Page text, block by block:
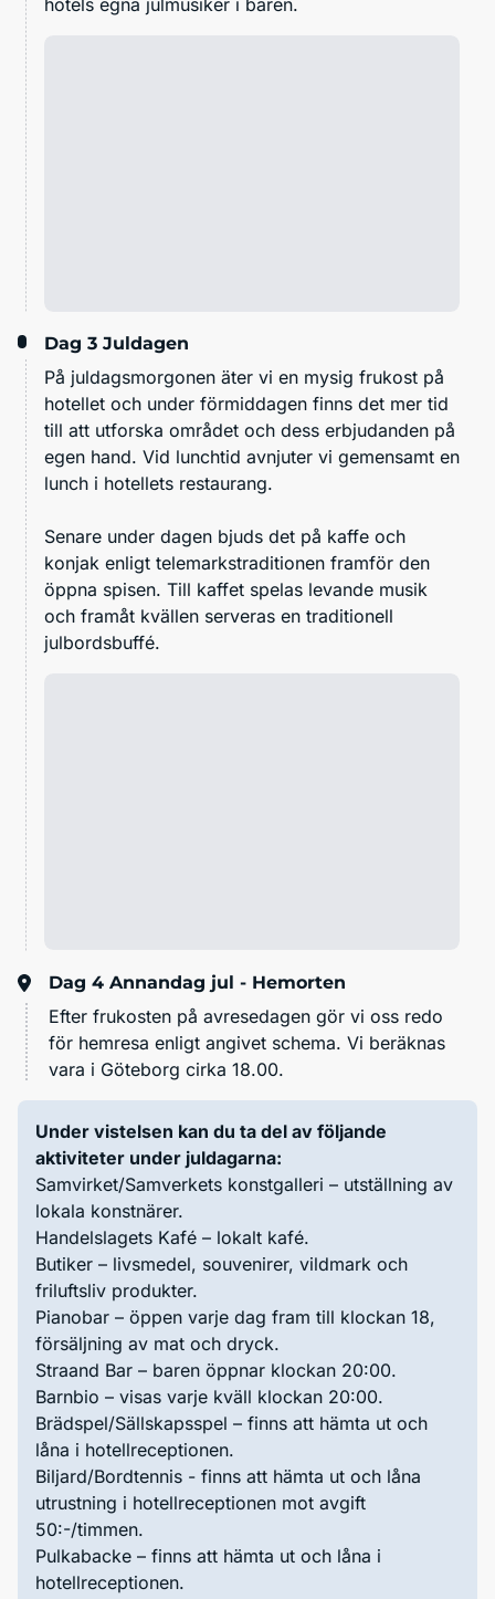
Dag 3 Juldagen
På juldagsmorgonen äter vi en mysig frukost på
hotellet och under förmiddagen finns det mer tid
till att utforska området och dess erbjudanden på
egen hand. Vid lunchtid avnjuter vi gemensamt en
lunch i hotellets restaurang.
Senare under dagen bjuds det på kaffe och
konjak enligt telemarkstraditionen framför den
öppna spisen. Till kaffet spelas levande musik
och framåt kvällen serveras en traditionell
julbordsbuffé.
Dag 4 Annandag jul - Hemorten
Efter frukosten på avresedagen gör vi oss redo
för hemresa enligt angivet schema. Vi beräknas
vara i Göteborg cirka 18.00.
Under vistelsen kan du ta del av följande
aktiviteter under juldagarna:
Samvirket/Samverkets konstgalleri – utställning av
lokala konstnärer.
Handelslagets Kafé – lokalt kafé.
Butiker – livsmedel, souvenirer, vildmark och
friluftsliv produkter.
Pianobar – öppen varje dag fram till klockan 18,
försäljning av mat och dryck.
Straand Bar – baren öppnar klockan 20:00.
Barnbio – visas varje kväll klockan 20:00.
Brädspel/Sällskapsspel – finns att hämta ut och
låna i hotellreceptionen.
Biljard/Bordtennis - finns att hämta ut och låna
utrustning i hotellreceptionen mot avgift
50:-/timmen.
Pulkabacke – finns att hämta ut och låna i
hotellreceptionen.